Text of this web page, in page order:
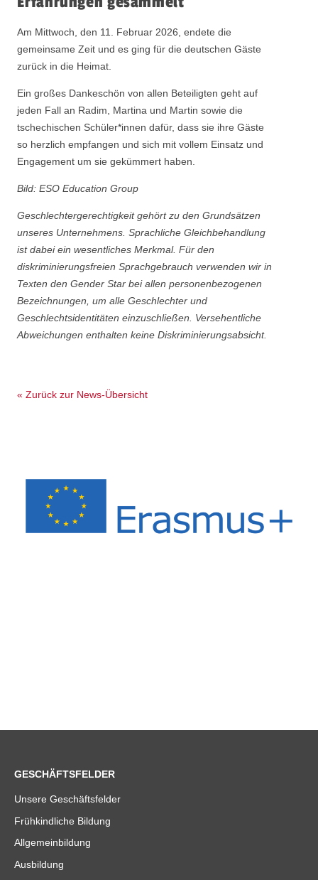
Am Mittwoch, den 11. Februar 2026, endete die
gemeinsame Zeit und es ging für die deutschen Gäste
zurück in die Heimat.
Ein großes Dankeschön von allen Beteiligten geht auf
jeden Fall an Radim, Martina und Martin sowie die
tschechischen Schüler*innen dafür, dass sie ihre Gäste
so herzlich empfangen und sich mit vollem Einsatz und
Engagement um sie gekümmert haben.
Bild: ESO Education Group
Geschlechtergerechtigkeit gehört zu den Grundsätzen
unseres Unternehmens. Sprachliche Gleichbehandlung
ist dabei ein wesentliches Merkmal. Für den
diskriminierungsfreien Sprachgebrauch verwenden wir in
Texten den Gender Star bei allen personenbezogenen
Bezeichnungen, um alle Geschlechter und
Geschlechtsidentitäten einzuschließen. Versehentliche
Abweichungen enthalten keine Diskriminierungsabsicht.
« Zurück zur News-Übersicht
GESCHÄFTSFELDER
Unsere Geschäftsfelder
Frühkindliche Bildung
Allgemeinbildung
Ausbildung